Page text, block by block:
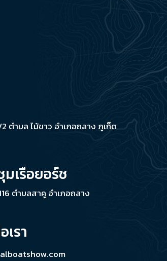
ตำบล ไม้ขาว อำเภอถลาง ภูเก็ต
เรือยอร์ช
ตำบลสาคู อำเภอถลาง
รา